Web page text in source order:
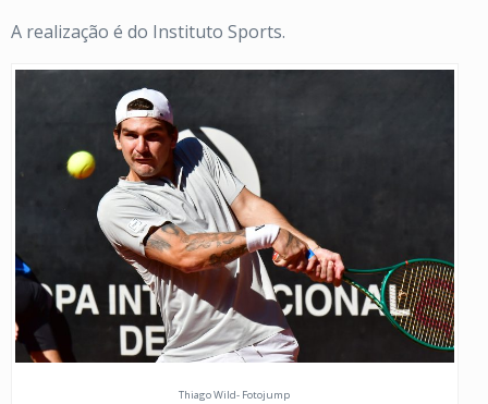
A realização é do Instituto Sports.
Thiago Wild- Fotojump